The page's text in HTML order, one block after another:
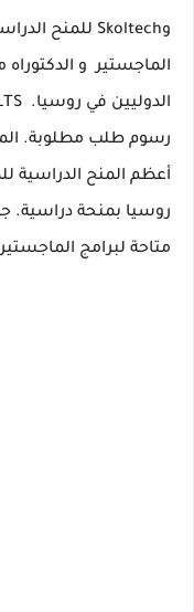
وSkoltech للمنح الدراسية روسيا تقدم
الماجستيرو الدكتوراه
الدوليين في روسيا.
رسوم طلب مطلوبة.
أعظم المنح الدراسية
روسيا بمنحة دراسية.
متاحة لبرامج الماجستير